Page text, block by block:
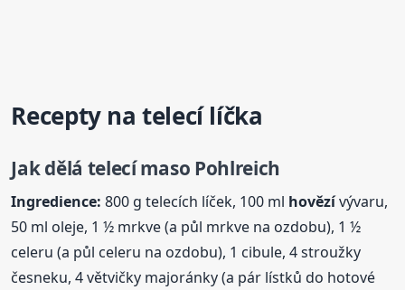
Recepty na telecí líčka
Jak dělá telecí maso Pohlreich
Ingredience: 800 g telecích líček, 100 ml hovězívývaru,
50 ml oleje, 1 ½ mrkve (a půl mrkve na ozdobu), 1 ½
celeru (a půl celeru na ozdobu), 1 cibule, 4 stroužky
česneku, 4 větvičky majoránky (a pár lístků do hotové